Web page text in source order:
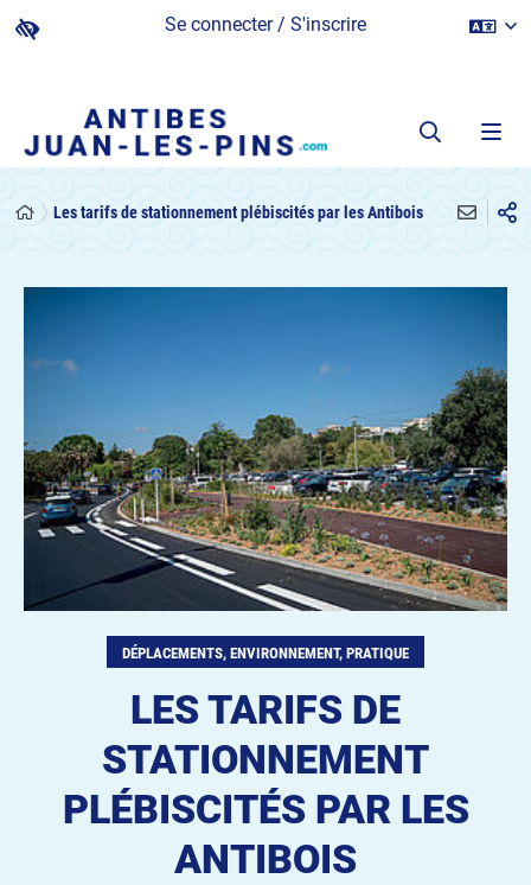
Se connecter / S'inscrire
Les tarifs de stationnement plébiscités par les Antibois
DÉPLACEMENTS, ENVIRONNEMENT, PRATIQUE
LES TARIFS DE
STATIONNEMENT
PLÉBISCITÉS PAR LES
ANTIBOIS